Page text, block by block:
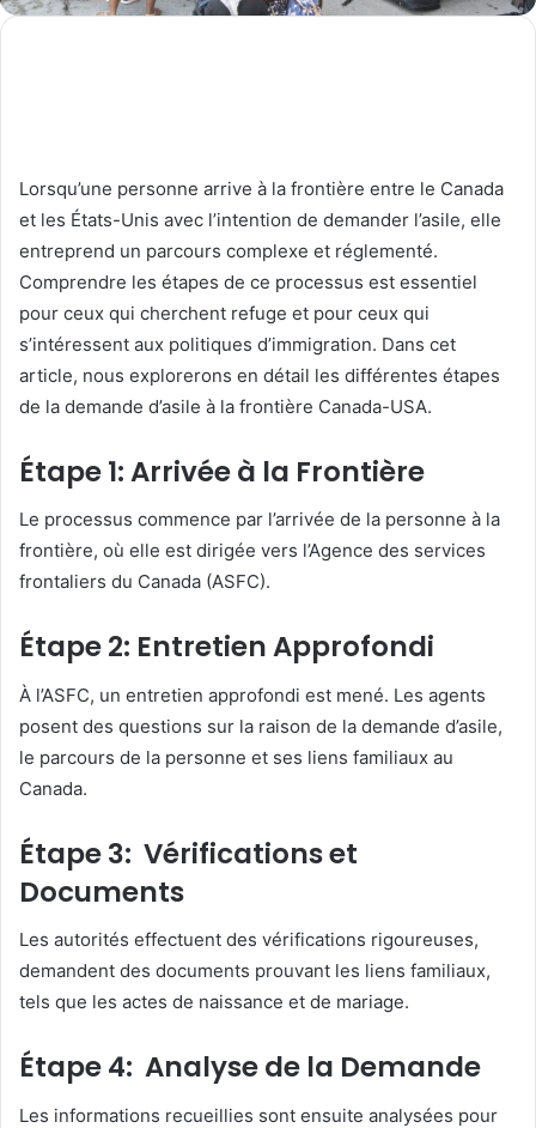
Lorsqu’une personne arrive à la frontière entre le Canada
et les États-Unis avec l’intention de demander l’asile, elle
entreprend un parcours complexe et réglementé.
Comprendre les étapes de ce processus est essentiel
pour ceux qui cherchent refuge et pour ceux qui
s’intéressent aux politiques d’immigration. Dans cet
article, nous explorerons en détail les différentes étapes
de la demande d’asile à la frontière Canada-USA.
Étape 1: Arrivée à la Frontière
Le processus commence par l’arrivée de la personne à la
frontière, où elle est dirigée vers l’Agence des services
frontaliers du Canada (ASFC).
Étape 2: Entretien Approfondi
À l’ASFC, un entretien approfondi est mené. Les agents
posent des questions sur la raison de la demande d’asile,
le parcours de la personne et ses liens familiaux au
Canada.
Étape 3: Vérifications et
Documents
Les autorités effectuent des vérifications rigoureuses,
demandent des documents prouvant les liens familiaux,
tels que les actes de naissance et de mariage.
Étape 4: Analyse de la Demande
Les informations recueillies sont ensuite analysées pour